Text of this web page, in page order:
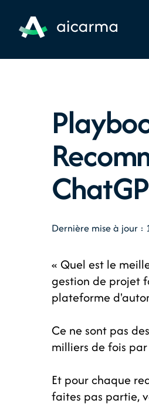
Dernière mise à jour :
« Quel est le
gestion de projet
plateforme
Ce ne sont pas
milliers de fois
Et pour chaque
faites pas partie,